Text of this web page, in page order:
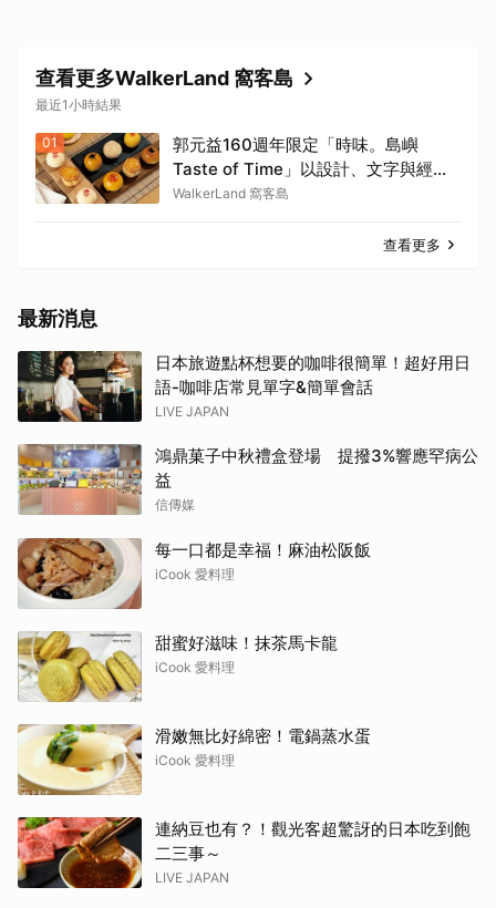
查看更多WalkerLand 窩客島
最近1小時結果
01
郭元益160週年限定「時味。島嶼
Taste of Time」以設計、文字與經典
糕餅結合。
WalkerLand 窩客島
查看更多
最新消息
日本旅遊點杯想要的咖啡很簡單！超好用日
語-咖啡店常見單字&簡單會話
LIVE JAPAN
鴻鼎菓子中秋禮盒登場 提撥3%響應罕病公
益
信傳媒
每一口都是幸福！麻油松阪飯
iCook 愛料理
甜蜜好滋味！抹茶馬卡龍
iCook 愛料理
滑嫩無比好綿密！電鍋蒸水蛋
iCook 愛料理
連納豆也有？！觀光客超驚訝的日本吃到飽
二三事～
LIVE JAPAN